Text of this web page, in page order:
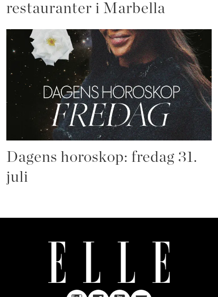
restauranter i Marbella
Dagens horoskop: fredag 31.
juli